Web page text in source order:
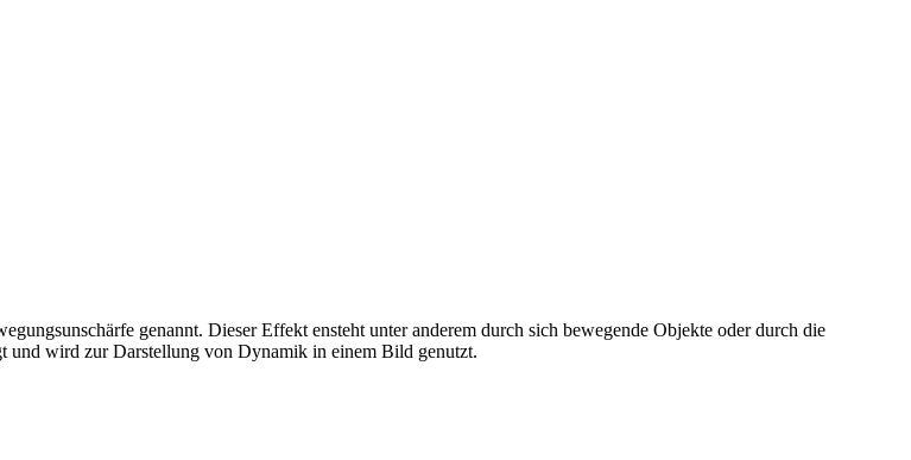
genannt. Dieser Effekt ensteht unter anderem durch sich bewegende Objekte oder durch die
und wird zur Darstellung von Dynamik in einem Bild genutzt.